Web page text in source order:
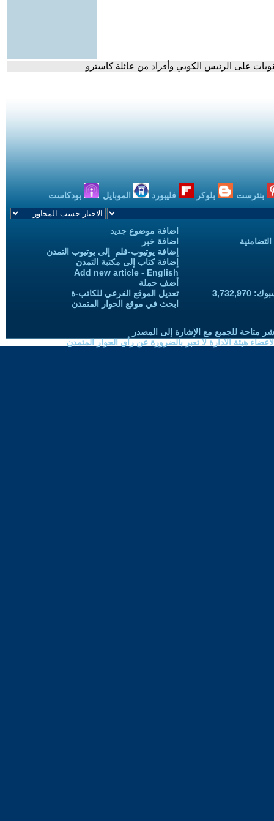
على الرئيس الكوبي وأفراد من عائلة كاسترو
بنترست بلوكر فليبورد الموبايل بودكاست
اضافة موضوع جديد
اضافة خبر
إضافة يوتيوب-فلم إلى يوتيوب التمدن
إضافة كتاب إلى مكتبة التمدن
Add new article - English
أضف حملة
تعديل الموقع الفرعي للكاتب-ة
ابحث في موقع الحوار المتمدن
متاحة للجميع مع الإشارة إلى المصدر
هيئة الادارة لا تعبر بالضرورة عن رأي الحوار المتمدن